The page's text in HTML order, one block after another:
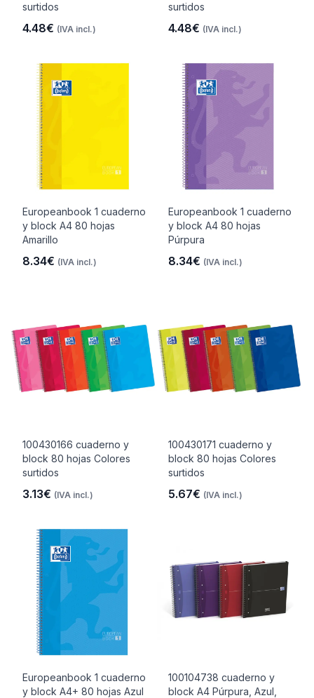
surtidos
4.48€ (IVA incl.)
surtidos
4.48€ (IVA incl.)
Europeanbook 1 cuaderno
y block A4 80 hojas
Amarillo
8.34€ (IVA incl.)
Europeanbook 1 cuaderno
y block A4 80 hojas
Púrpura
8.34€ (IVA incl.)
100430166 cuaderno y
block 80 hojas Colores
surtidos
3.13€ (IVA incl.)
100430171 cuaderno y
block 80 hojas Colores
surtidos
5.67€ (IVA incl.)
Europeanbook 1 cuaderno
y block A4+ 80 hojas Azul
100104738 cuaderno y
block A4 Púrpura, Azul,